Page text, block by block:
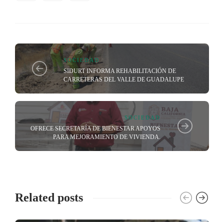
SOCIEDAD
SIDURT INFORMA REHABILITACIÓN DE
CARRETERAS DEL VALLE DE GUADALUPE
SOCIEDAD
OFRECE SECRETARÍA DE BIENESTAR APOYOS
PARA MEJORAMIENTO DE VIVIENDA.
Related posts